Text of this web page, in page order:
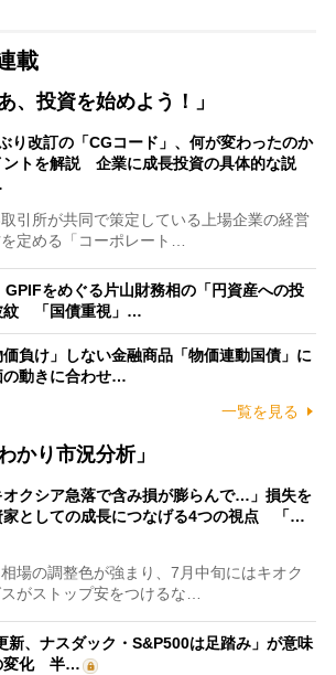
載
、投資を始めよう！」
り改訂の「CGコード」、何が変わったのか
ントを解説 企業に成長投資の具体的な説
引所が共同で策定している上場企業の経営
定める「コーポレート…
GPIFをめぐる片山財務相の「円資産への投
紋 「国債重視」…
負け」しない金融商品「物価連動国債」に
動きに合わせ…
一覧を見る
かり市況分析」
オクシア急落で含み損が膨らんで…」損失を
家としての成長につなげる4つの視点 「…
場の調整色が強まり、7月中旬にはキオク
がストップ安をつけるな…
新、ナスダック・S&P500は足踏み」が意味
変化 半…